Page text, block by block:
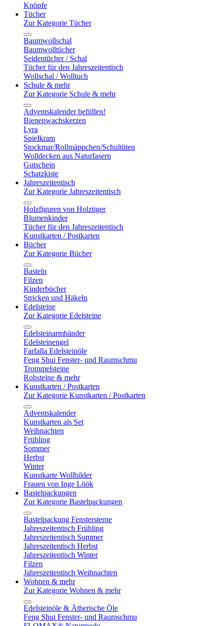
Knöpfe
Tücher
Zur Kategorie Tücher
Baumwollschal
Baumwolltücher
Seidentücher / Schal
Tücher für den Jahreszeitentisch
Wollschal / Wolltuch
Schule & mehr
Zur Kategorie Schule & mehr
Adventskalender befüllen!
Bienenwachskerzen
Lyra
Spielkram
Stockmar/Rollmäppchen/Schultüten
Wolldecken aus Naturfasern
Gutschein
Schatzkiste
Jahreszeitentisch
Zur Kategorie Jahreszeitentisch
Holzfiguren von Holztiger
Blumenkinder
Tücher für den Jahreszeitentisch
Kunstkarten / Postkarten
Bücher
Zur Kategorie Bücher
Basteln
Filzen
Kinderbücher
Stricken und Häkeln
Edelsteine
Zur Kategorie Edelsteine
Edelsteinarmbänder
Edelsteinengel
Farfalla Edelsteinöle
Feng Shui Fenster- und Raumschmu
Trommelsteine
Rohsteine & mehr
Kunstkarten / Postkarten
Zur Kategorie Kunstkarten / Postkarten
Adventskalender
Kunstkarten als Set
Weihnachten
Frühling
Sommer
Herbst
Winter
Kunstkarte Wollbilder
Frauen von Inge Löök
Bastelpackungen
Zur Kategorie Bastelpackungen
Bastelpackung Fenstersterne
Jahreszeitentisch Frühling
Jahreszeitentisch Sommer
Jahreszeitentisch Herbst
Jahreszeitentisch Winter
Filzen
Jahreszeitentisch Weihnachten
Wohnen & mehr
Zur Kategorie Wohnen & mehr
Edelsteinöle & Ätherische Öle
Feng Shui Fenster- und Raumschmu